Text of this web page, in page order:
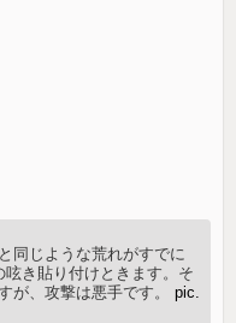
同じような荒れがすでに
き貼り付けときます。そ
が、攻撃は悪手です。pic.